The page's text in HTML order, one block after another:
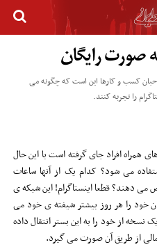
صورت رایگان
کسب و کارها این است که چگونه می
را تجربه کنند.
همراه افراد جای گرفته است با این حال
می شود؟ کدام یک از آنها ساعات
می دهند؟ قطعا اینستاگرام! این شبکه ی
خود را هر روز بیشتر شیفته ی خود می
از خود را به این بستر انتقال داده
از طریق آن صورت می گیرد.